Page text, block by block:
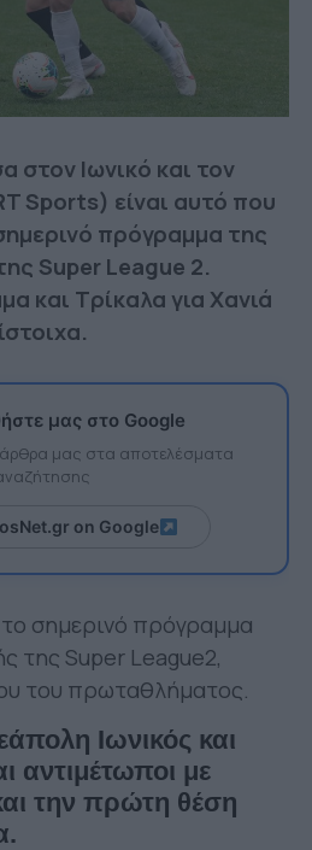
στον Ιωνικό και τον
Sports) είναι αυτό που
πρόγραμμα της
Super League 2.
και Τρίκαλα για Χανιά
μας στο Google
άρθρα μας στα αποτελέσματα
on Google
σημερινό πρόγραμμα
της Super League2,
του πρωταθλήματος.
Ιωνικός και
αντιμέτωποι με
την πρώτη θέση